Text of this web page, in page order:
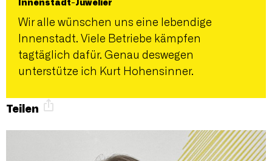
Innenstadt-Juwelier
Wir alle wünschen uns eine lebendige
Innenstadt. Viele Betriebe kämpfen
tagtäglich dafür. Genau deswegen
unterstütze ich Kurt Hohensinner.
Teilen